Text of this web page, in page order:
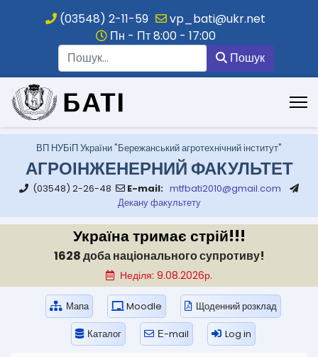
(03548) 2-11-59
vp_bati@ukr.net
Пн - Пт 8:00 - 17:00
Пошук
.
ВП НУБіП України "Бережанський агротехнічний інститут"
АГРОІНЖЕНЕРНИЙ ФАКУЛЬТЕТ
(03548) 2-26-48 E-mail: mtfbati2010@gmail.com
Декану факультету
Україна тримає стрій!!!
1628 доба національного супротиву!
Неділя: 9.08.2026р.
Мапа Moodle Щоденний розклад
Каталог Е-mail Log in